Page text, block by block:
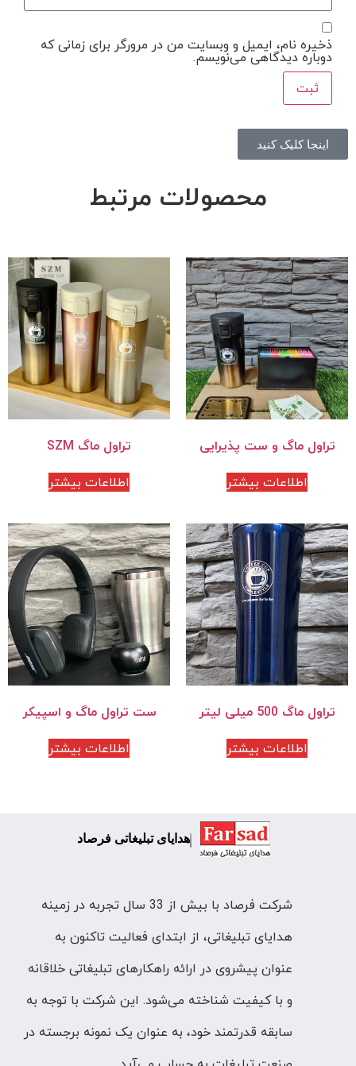
ذخیره نام، ایمیل و وبسایت من در مرورگر برای زمانی که
دوباره دیدگاهی می‌نویسم.
اینجا کلیک کنید
محصولات مرتبط
تراول ماگ و ست پذیرایی
اطلاعات بیشتر
تراول ماگ SZM
اطلاعات بیشتر
تراول ماگ 500 میلی لیتر
اطلاعات بیشتر
ست تراول ماگ و اسپیکر
اطلاعات بیشتر
هدایای تبلیغاتی فرصاد
شرکت فرصاد با بیش از 33 سال تجربه در زمینه
هدایای تبلیغاتی، از ابتدای فعالیت تاکنون به
عنوان پیشروی در ارائه راهکارهای تبلیغاتی خلاقانه
و با کیفیت شناخته می‌شود. این شرکت با توجه به
سابقه قدرتمند خود، به عنوان یک نمونه برجسته در